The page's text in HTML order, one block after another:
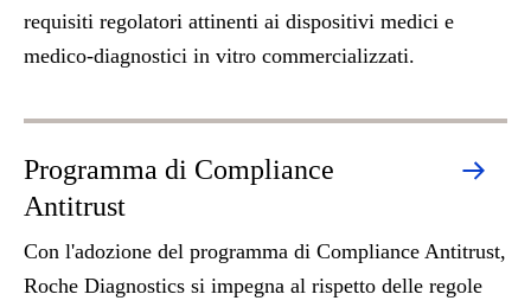
requisiti regolatori attinenti ai dispositivi medici e
medico-diagnostici in vitro commercializzati.
Programma di Compliance
Antitrust
Con l'adozione del programma di Compliance Antitrust,
Roche Diagnostics si impegna al rispetto delle regole